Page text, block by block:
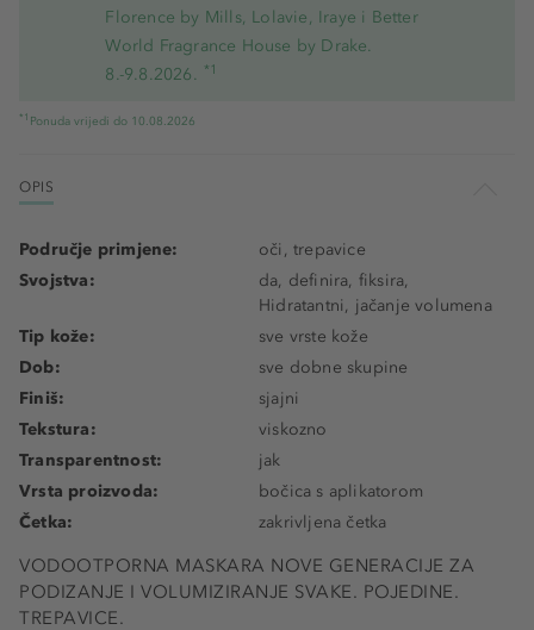
Florence by Mills, Lolavie, Iraye i Better
World Fragrance House by Drake.
8.-9.8.2026. *1
*1 Ponuda vrijedi do 10.08.2026
OPIS
VODOOTPORNA MASKARA NOVE GENERACIJE ZA
PODIZANJE I VOLUMIZIRANJE SVAKE. POJEDINE.
TREPAVICE.
Područje primjene:
oči, trepavice
Svojstva:
da, definira, fiksira,
Hidratantni, jačanje volumena
Tip kože:
sve vrste kože
Dob:
sve dobne skupine
Finiš:
sjajni
Tekstura:
viskozno
Transparentnost:
jak
Vrsta proizvoda:
bočica s aplikatorom
Četka:
zakrivljena četka